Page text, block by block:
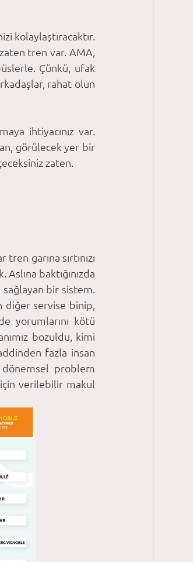
kolaylaştıracaktır.
tren var. AMA,
Çünkü, ufak
rahat olun
ihtiyacınız var.
görülecek yer bir
zaten.
garına sırtınızı
baktığınızda
bir sistem.
diğer servise binip,
yorumlarını kötü
bozuldu, kimi
fazla insan
dönemsel problem
verilebilir makul